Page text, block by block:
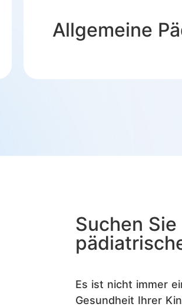
Allgemeine
Suchen
Es ist nicht immer
Gesundheit Ihrer